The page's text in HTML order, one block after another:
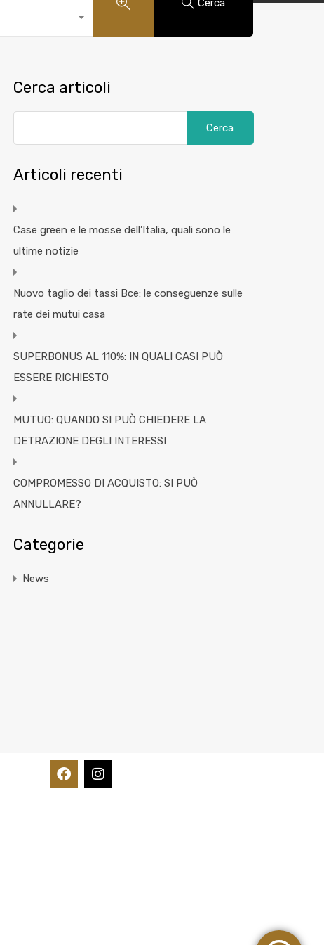
Cerca
Cerca articoli
Articoli recenti
Case green e le mosse dell’Italia, quali sono le
ultime notizie
Nuovo taglio dei tassi Bce: le conseguenze sulle
rate dei mutui casa
SUPERBONUS AL 110%: IN QUALI CASI PUÒ
ESSERE RICHIESTO
MUTUO: QUANDO SI PUÒ CHIEDERE LA
DETRAZIONE DEGLI INTERESSI
COMPROMESSO DI ACQUISTO: SI PUÒ
ANNULLARE?
Categorie
News